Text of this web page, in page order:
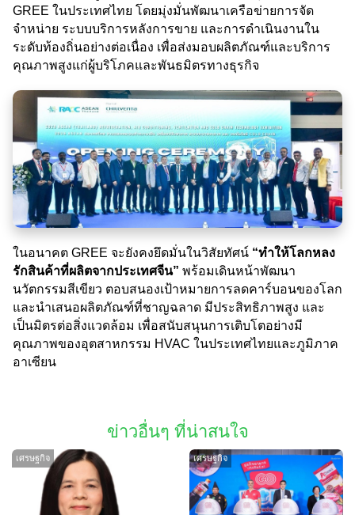
GREE ในประเทศไทย โดยมุ่งมั่นพัฒนาเครือข่ายการจัด
จำหน่าย ระบบบริการหลังการขาย และการดำเนินงานใน
ระดับท้องถิ่นอย่างต่อเนื่อง เพื่อส่งมอบผลิตภัณฑ์และบริการ
คุณภาพสูงแก่ผู้บริโภคและพันธมิตรทางธุรกิจ
ในอนาคต GREE จะยังคงยึดมั่นในวิสัยทัศน์ “ทำให้โลกหลง
รักสินค้าที่ผลิตจากประเทศจีน” พร้อมเดินหน้าพัฒนา
นวัตกรรมสีเขียว ตอบสนองเป้าหมายการลดคาร์บอนของโลก
และนำเสนอผลิตภัณฑ์ที่ชาญฉลาด มีประสิทธิภาพสูง และ
เป็นมิตรต่อสิ่งแวดล้อม เพื่อสนับสนุนการเติบโตอย่างมี
คุณภาพของอุตสาหกรรม HVAC ในประเทศไทยและภูมิภาค
อาเซียน
ข่าวอื่นๆ ที่น่าสนใจ
เศรษฐกิจ เศรษฐกิจ